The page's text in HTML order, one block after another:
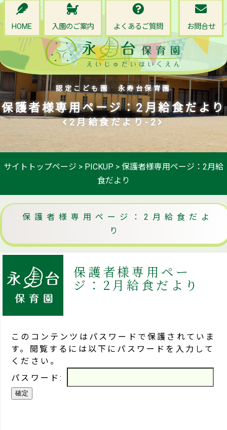
HOME 入園のご案内 よくあるご質問 お問合せ
認定こども園 永寿台保育園
保護者様専用ページ：2月給食だより
2月給食だより-2
サイトトップページ > PICKUP > 保護者様専用ページ：2月給
食だより
保護者様専用ページ：2月給食だよ
り
保護者様専用ペー
ジ：2月給食だより
このコンテンツはパスワードで保護されていま
す。閲覧するには以下にパスワードを入力して
ください。
パスワード: